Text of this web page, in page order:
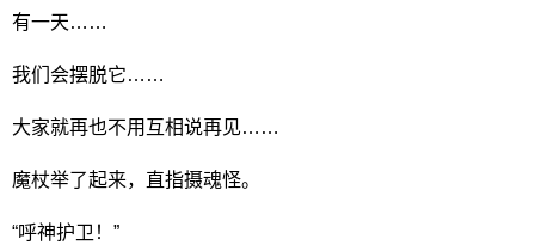
有一天……
我们会摆脱它……
大家就再也不用互相说再见……
魔杖举了起来，直指摄魂怪。
“呼神护卫！”